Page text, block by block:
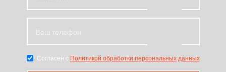
Согласен с Политикой обработки персональных данных